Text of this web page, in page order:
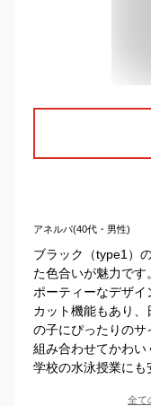
アネルバ(40代・男性)
ブラック（type1）
た色合いが魅力で
ポーティーなデザ
カット機能もあり
の子にぴったりのサ
組み合わせてかわい
学校の水泳授業にも
全て